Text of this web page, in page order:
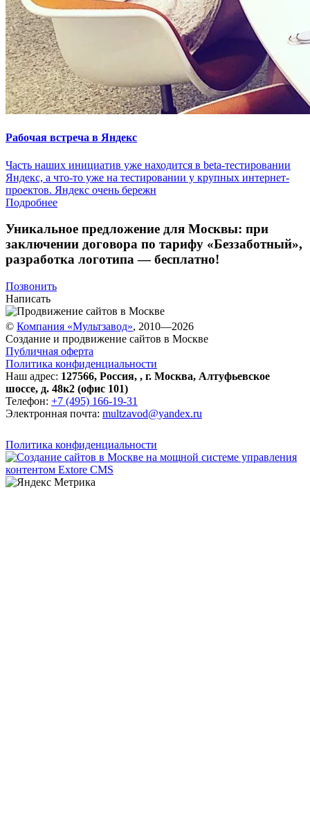
Рабочая встреча в Яндекс
Часть наших инициатив уже находится в beta-тестировании
Яндекс, а что-то уже на тестировании у крупных интернет-
проектов. Яндекс очень бережн
Подробнее
Уникальное предложение для Москвы: при
заключении договора по тарифу «Беззаботный»,
разработка логотипа — бесплатно!
Позвонить
Написать
© Компания «Мультзавод», 2010—2026
Создание и продвижение сайтов в Москве
Публичная оферта
Политика конфиденциальности
Наш адрес: 127566, Россия, , г. Москва, Алтуфьевское
шоссе, д. 48к2 (офис 101)
Телефон: +7 (495) 166-19-31
Электронная почта: multzavod@yandex.ru
Политика конфиденциальности